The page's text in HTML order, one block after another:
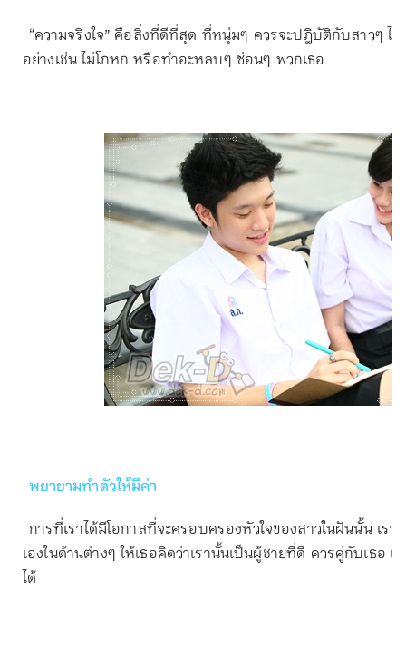
“ความจริงใจ” คือสิ่งที่ดีที่สุด ที่หนุ่มๆ ควรจะปฎิบัติกับสาวๆ ไม่
อย่างเช่น ไม่โกหก หรือทำอะหลบๆ ซ่อนๆ พวกเธอ
พยายามทำตัวให้มีค่า
การที่เราได้มีโอกาสที่จะครอบครองหัวใจของสาวในฝันนั้น เ
เองในด้านต่างๆ ให้เธอคิดว่าเรานั้นเป็นผู้ชายที่ดี ควรคู่กับเธอ
ได้